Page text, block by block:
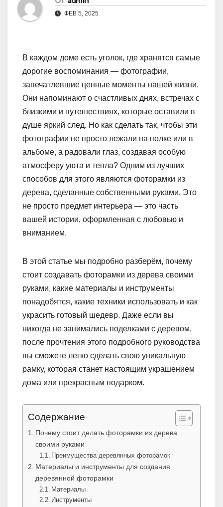
ФЕВ 5, 2025
В каждом доме есть уголок, где хранятся самые
дорогие воспоминания — фотографии,
запечатлевшие ценные моменты нашей жизни.
Они напоминают о счастливых днях, встречах с
близкими и путешествиях, которые оставили в
душе яркий след. Но как сделать так, чтобы эти
фотографии не просто лежали на полке или в
альбоме, а радовали глаз, создавая особую
атмосферу уюта и тепла? Одним из лучших
способов для этого являются фоторамки из
дерева, сделанные собственными руками. Это
не просто предмет интерьера — это часть
вашей истории, оформленная с любовью и
вниманием.
В этой статье мы подробно разберём, почему
стоит создавать фоторамки из дерева своими
руками, какие материалы и инструменты
понадобятся, какие техники использовать и как
украсить готовый шедевр. Даже если вы
никогда не занимались поделками с деревом,
после прочтения этого подробного руководства
вы сможете легко сделать свою уникальную
рамку, которая станет настоящим украшением
дома или прекрасным подарком.
Содержание
Почему стоит делать фоторамки из дерева
своими руками
Преимущества деревянных фоторамок
Материалы и инструменты для создания
деревянной фоторамки
Материалы
Инструменты